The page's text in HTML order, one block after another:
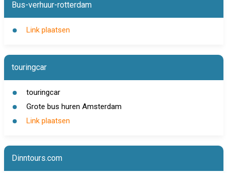
Bus-verhuur-rotterdam
Link plaatsen
touringcar
touringcar
Grote bus huren Amsterdam
Link plaatsen
Dinntours.com